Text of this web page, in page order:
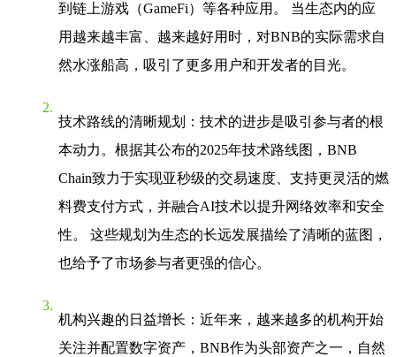
到链上游戏（GameFi）等各种应用。 当生态内的应
用越来越丰富、越来越好用时，对BNB的实际需求自
然水涨船高，吸引了更多用户和开发者的目光。
技术路线的清晰规划
：技术的进步是吸引参与者的根
本动力。根据其公布的2025年技术路线图，BNB
Chain致力于实现亚秒级的交易速度、支持更灵活的燃
料费支付方式，并融合AI技术以提升网络效率和安全
性。 这些规划为生态的长远发展描绘了清晰的蓝图，
也给予了市场参与者更强的信心。
机构兴趣的日益增长 ：近年来，越来越多的机构开始
关注并配置数字资产，BNB作为头部资产之一，自然